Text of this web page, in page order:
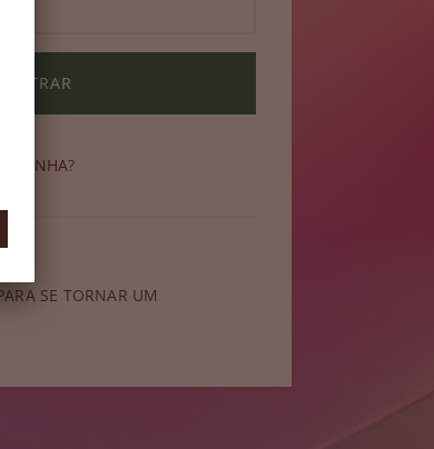
ENTRAR
SENHA?
SE TORNAR UM